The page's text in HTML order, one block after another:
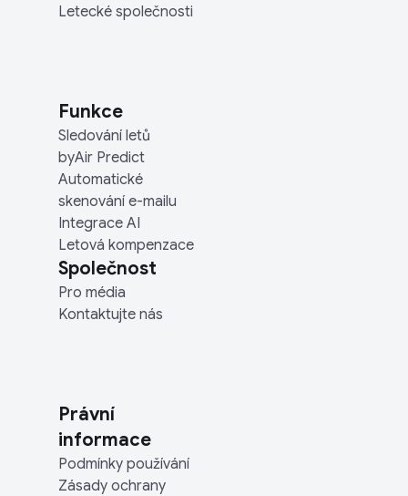
Letecké společnosti
Funkce
Sledování letů
byAir Predict
Automatické
skenování e-mailu
Integrace AI
Letová kompenzace
Společnost
Pro média
Kontaktujte nás
Právní
informace
Podmínky používání
Zásady ochrany